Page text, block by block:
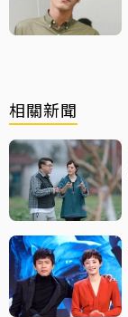
相關新聞